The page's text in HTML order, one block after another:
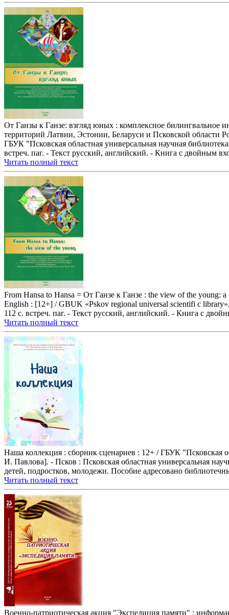
От Ганзы к Ганзе: взгляд юных : комплексное билингвальное
территорий Латвии, Эстонии, Беларуси и Псковской
ГБУК "Псковская областная универсальная научная
встреч. паг. - Текст русский, английский. - Книга с двойным
Читать полный текст
From Hansa to Hansa = От Ганзе к Ганзе : the view of the young:
English : [12+] / GBUK «Pskov regional universal scientifi c
112 с. встреч. паг. - Текст русский, английский. - Книга с
Читать полный текст
Наша коллекция : сборник сценариев : 12+ / ГБУК "Псковская
И. Павлова]. - Псков : Псковская областная универсальная
детей, подростков, молодежи. Пособие адресовано
Читать полный текст
Военно-патриотическая акция "Экспедиция памяти" :